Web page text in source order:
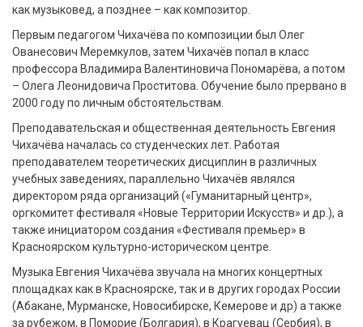
как музыковед, а позднее – как композитор.
Первым педагогом Чихачёва по композиции был Олег
Ованесович Меремкулов, затем Чихачёв попал в класс
профессора Владимира Валентиновича Пономарёва, а потом
– Олега Леонидовича Проститова. Обучение было прервано в
2000 году по личным обстоятельствам.
Преподавательская и общественная деятельность Евгения
Чихачёва началась со студенческих лет. Работая
преподавателем теоретических дисциплин в различных
учебных заведениях, параллельно Чихачёв являлся
директором ряда организаций («Гуманитарный центр»,
оргкомитет фестиваля «Новые Территории Искусств» и др.), а
также инициатором создания «Фестиваля премьер» в
Красноярском культурно-историческом центре.
Музыка Евгения Чихачёва звучала на многих концертных
площадках как в Красноярске, так и в других городах России
(Абакане, Мурманске, Новосибирске, Кемерове и др) а также
за рубежом, в Поморие (Болгария), в Крагуевац (Сербия), в